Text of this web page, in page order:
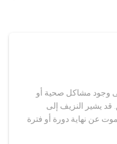
وجود مشاكل صحية أو
يشير النزيف إلى
عن نهاية دورة أو فترة